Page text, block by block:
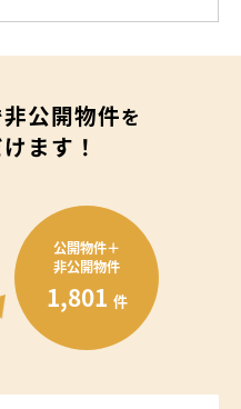
非公開物件を
ます！
公開物件＋
非公開物件
1,801 件